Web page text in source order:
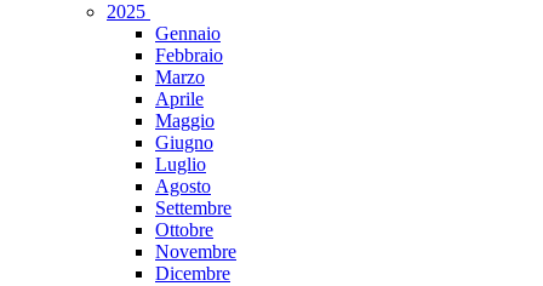
2025
Gennaio
Febbraio
Marzo
Aprile
Maggio
Giugno
Luglio
Agosto
Settembre
Ottobre
Novembre
Dicembre